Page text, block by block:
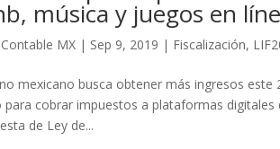
música y juegos en
MX | Sep 9, 2019 | Fiscalización,
mexicano busca obtener más ingresos
para cobrar impuestos a plataformas
de Ley de...